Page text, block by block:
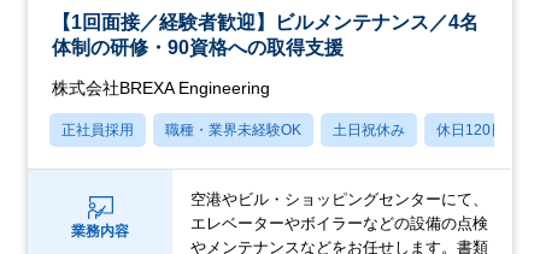
【1回面接／経験者歓迎】ビルメンテナンス／4名
体制の研修・90資格への取得支援
株式会社BREXA Engineering
正社員採用 職種・業界未経験OK 土日祝休み 休日120日以上
業務内容
空港やビル・ショッピングセンターにて、
エレベーターやボイラーなどの設備の点検
やメンテナンスなどをお任せします。書類